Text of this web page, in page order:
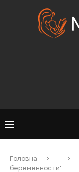
Головна
беременности"